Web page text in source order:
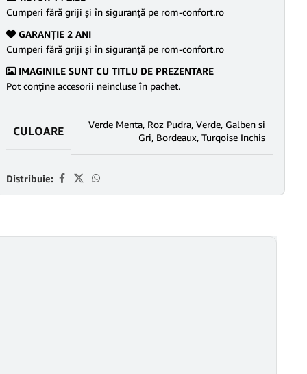
Cumperi fără griji şi în siguranţă pe rom-confort.ro
GARANŢIE 2 ANI
Cumperi fără griji şi în siguranţă pe rom-confort.ro
IMAGINILE SUNT CU TITLU DE PREZENTARE
Pot conține accesorii neincluse în pachet.
CULOARE Verde Menta, Roz Pudra, Verde, Galben si
Gri, Bordeaux, Turqoise Inchis
Distribuie: